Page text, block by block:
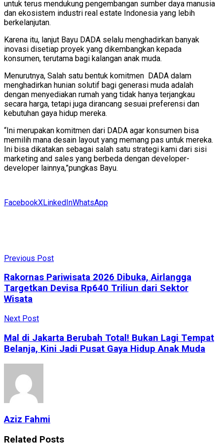
untuk terus mendukung pengembangan sumber daya manusia
dan ekosistem industri real estate Indonesia yang lebih
berkelanjutan.
Karena itu, lanjut Bayu DADA selalu menghadirkan banyak
inovasi disetiap proyek yang dikembangkan kepada
konsumen, terutama bagi kalangan anak muda.
Menurutnya, Salah satu bentuk komitmen DADA dalam
menghadirkan hunian solutif bagi generasi muda adalah
dengan menyediakan rumah yang tidak hanya terjangkau
secara harga, tetapi juga dirancang sesuai preferensi dan
kebutuhan gaya hidup mereka.
“Ini merupakan komitmen dari DADA agar konsumen bisa
memilih mana desain layout yang memang pas untuk mereka.
Ini bisa dikatakan sebagai salah satu strategi kami dari sisi
marketing and sales yang berbeda dengan developer-
developer lainnya,”pungkas Bayu.
FacebookXLinkedInWhatsApp
Previous Post
Rakornas Pariwisata 2026 Dibuka, Airlangga
Targetkan Devisa Rp640 Triliun dari Sektor
Wisata
Next Post
Mal di Jakarta Berubah Total! Bukan Lagi Tempat
Belanja, Kini Jadi Pusat Gaya Hidup Anak Muda
Aziz Fahmi
Related Posts